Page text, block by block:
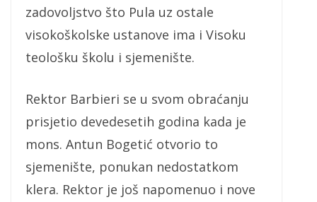
zadovoljstvo što Pula uz ostale
visokoškolske ustanove ima i Visoku
teološku školu i sjemenište.
Rektor Barbieri se u svom obraćanju
prisjetio devedesetih godina kada je
mons. Antun Bogetić otvorio to
sjemenište, ponukan nedostatkom
klera. Rektor je još napomenuo i nove